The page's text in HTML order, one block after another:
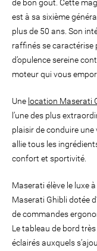
de bon goût. Cette
est à sa sixième
plus de 50 ans. Son
raffinés se caractérise
d’opulence sereine
moteur qui vous
Une location Maserati
l’une des plus
plaisir de conduire une
allie tous les
confort et sportivité.
Maserati élève le luxe
Maserati Ghibli dotée
de commandes
Le tableau de bord
éclairés auxquels